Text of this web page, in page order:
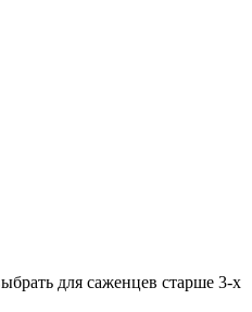
для саженцев старше 3-х